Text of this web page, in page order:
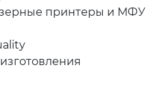
принтеры и МФУ